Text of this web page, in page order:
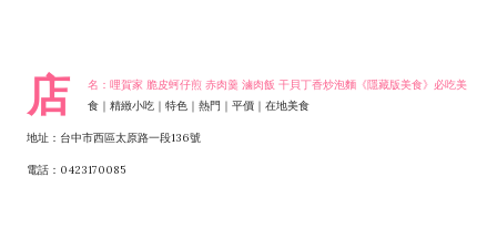
店
名：哩賀家 脆皮蚵仔煎 赤肉羹 滷肉飯 干貝丁香炒泡麵《隱藏版美食》必吃美
食｜精緻小吃｜特色｜熱門｜平價｜在地美食
地址：台中市西區太原路一段136號
電話：0423170085